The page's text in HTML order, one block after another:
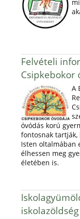
Felvételi
Csipkebokor
A
óvódás korú
fontosnak tartják,
Isten oltalmában
élhessen meg
életében is.